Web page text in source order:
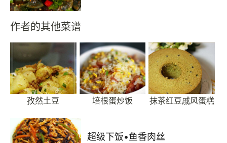
作者的其他菜谱
孜然土豆 培根蛋炒饭 抹茶红豆戚风蛋糕
超级下饭•鱼香肉丝